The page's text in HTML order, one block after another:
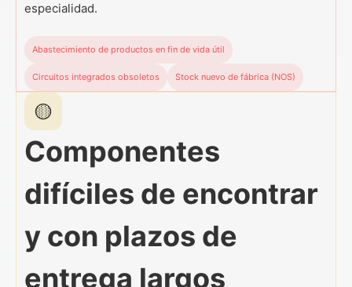
especialidad.
Abastecimiento de productos en fin de vida útil
Circuitos integrados obsoletos Stock nuevo de fábrica (NOS)
🟡
Componentes
difíciles de encontrar
y con plazos de
entrega largos